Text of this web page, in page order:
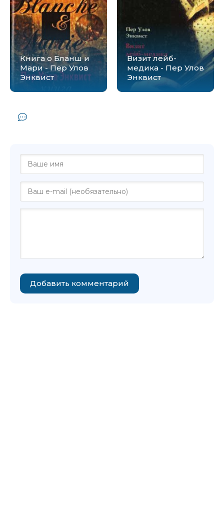
Книга о Бланш и
Мари - Пер Улов
Энквист
Визит лейб-
медика - Пер Улов
Энквист
Добавить комментарий